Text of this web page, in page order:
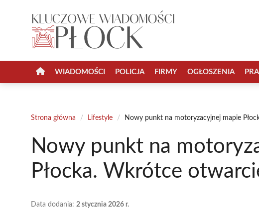
WIADOMOŚCI POLICJA FIRMY OGŁOSZENIA
Strona główna / Lifestyle / Nowy punkt na motoryzacyjnej mapie
Nowy punkt na
Płocka. Wkrótce
Data dodania: 2 stycznia 2026 r.